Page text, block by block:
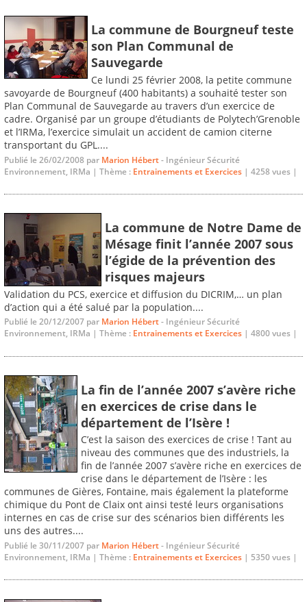
La commune de Bourgneuf teste
son Plan Communal de
Sauvegarde
Ce lundi 25 février 2008, la petite commune
savoyarde de Bourgneuf (400 habitants) a souhaité tester son
Plan Communal de Sauvegarde au travers d’un exercice de
cadre. Organisé par un groupe d’étudiants de Polytech’Grenoble
et l’IRMa, l’exercice simulait un accident de camion citerne
transportant du GPL....
Publié le 26/02/2008 par Marion Hébert- Ingénieur Sécurité
Environnement, IRMa | Thème : Entrainements et Exercices | 4258 vues |
La commune de Notre Dame de
Mésage finit l’année 2007 sous
l’égide de la prévention des
risques majeurs
Validation du PCS, exercice et diffusion du DICRIM,… un plan
d’action qui a été salué par la population....
Publié le 20/12/2007 par Marion Hébert- Ingénieur Sécurité
Environnement, IRMa | Thème : Entrainements et Exercices | 4800 vues |
La fin de l’année 2007 s’avère riche
en exercices de crise dans le
département de l’Isère !
C’est la saison des exercices de crise ! Tant au
niveau des communes que des industriels, la
fin de l’année 2007 s’avère riche en exercices de
crise dans le département de l’Isère : les
communes de Gières, Fontaine, mais également la plateforme
chimique du Pont de Claix ont ainsi testé leurs organisations
internes en cas de crise sur des scénarios bien différents les
uns des autres....
Publié le 30/11/2007 par Marion Hébert- Ingénieur Sécurité
Environnement, IRMa | Thème : Entrainements et Exercices | 5350 vues |